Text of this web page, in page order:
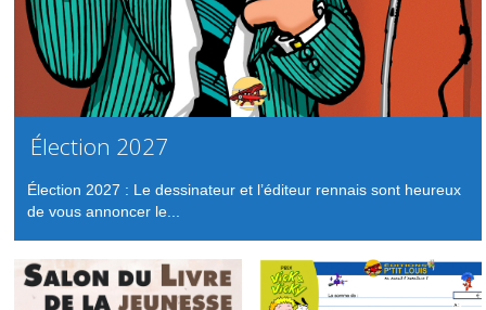
Élection 2027
Élection 2027 : Le dessinateur et l’éditeur rennais sont heureux
de vous annoncer le...